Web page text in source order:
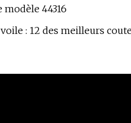
modèle 44316
: 12 des meilleurs